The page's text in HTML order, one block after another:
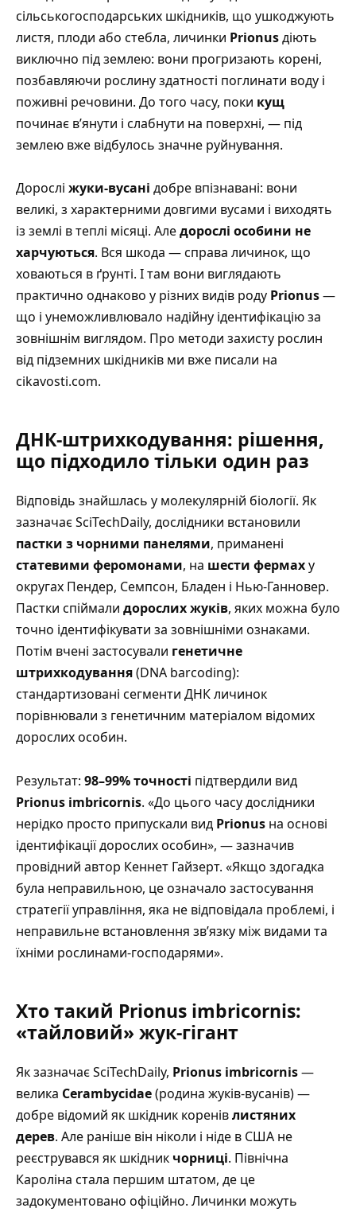
сільськогосподарських шкідників, що ушкоджують
листя, плоди або стебла, личинки Prionusдіють
виключно під землею: вони прогризають корені,
позбавляючи рослину здатності поглинати воду і
поживні речовини. До того часу, поки кущ
починає в’янути і слабнути на поверхні, — під
землею вже відбулось значне руйнування.
Дорослі жуки-вусані добре впізнавані: вони
великі, з характерними довгими вусами і виходять
із землі в теплі місяці. Аледорослі особини не
харчуються. Вся шкода — справа личинок, що
ховаються в ґрунті. І там вони виглядають
практично однаково у різних видів роду Prionus—
що і унеможливлювало надійну ідентифікацію за
зовнішнім виглядом. Про методи захисту рослин
від підземних шкідників ми вже писали на
cikavosti.com.
ДНК-штрихкодування: рішення,
що підходило тільки один раз
Відповідь знайшлась у молекулярній біології. Як
зазначає SciTechDaily, дослідники встановили
пастки з чорними панелями, приманені
статевими феромонами, на шести фермаху
округах Пендер, Семпсон, Бладен і Нью-Ганновер.
Пастки спіймали дорослих жуків, яких можна було
точно ідентифікувати за зовнішніми ознаками.
Потім вчені застосували генетичне
штрихкодування(DNA barcoding):
стандартизовані сегменти ДНК личинок
порівнювали з генетичним матеріалом відомих
дорослих особин.
Результат: 98–99% точності підтвердили вид
Prionus imbricornis. «До цього часу дослідники
нерідко просто припускали вид Prionus на основі
ідентифікації дорослих особин», — зазначив
провідний автор Кеннет Гайзерт. «Якщо здогадка
була неправильною, це означало застосування
стратегії управління, яка не відповідала проблемі, і
неправильне встановлення зв’язку між видами та
їхніми рослинами-господарями».
Хто такий Prionus imbricornis:
«тайловий» жук-гігант
Як зазначає SciTechDaily, Prionus imbricornis—
велика Cerambycidae(родина жуків-вусанів) —
добре відомий як шкідник коренівлистяних
дерев. Але раніше він ніколи і ніде в США не
реєструвався як шкідник чорниці. Північна
Кароліна стала першим штатом, де це
задокументовано офіційно. Личинки можуть